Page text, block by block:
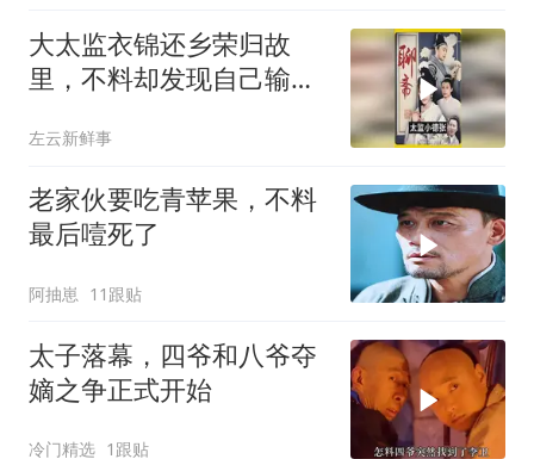
大太监衣锦还乡荣归故
里，不料却发现自己输得
左云新鲜事
老家伙要吃青苹果，不料
最后噎死了
阿抽崽 11跟贴
太子落幕，四爷和八爷夺
嫡之争正式开始
冷门精选 1跟贴